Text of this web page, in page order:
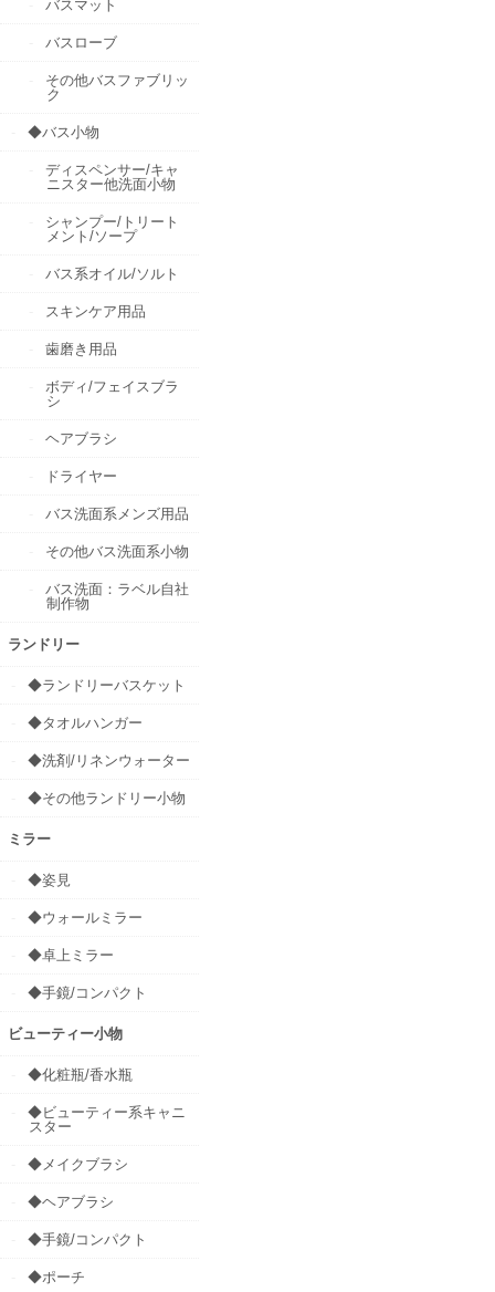
バスマット
バスローブ
その他バスファブリッ
ク
◆バス小物
ディスペンサー/キャ
ニスター他洗面小物
シャンプー/トリート
メント/ソープ
バス系オイル/ソルト
スキンケア用品
歯磨き用品
ボディ/フェイスブラ
シ
ヘアブラシ
ドライヤー
バス洗面系メンズ用品
その他バス洗面系小物
バス洗面：ラベル自社
制作物
ランドリー
◆ランドリーバスケット
◆タオルハンガー
◆洗剤/リネンウォーター
◆その他ランドリー小物
ミラー
◆姿見
◆ウォールミラー
◆卓上ミラー
◆手鏡/コンパクト
ビューティー小物
◆化粧瓶/香水瓶
◆ビューティー系キャニ
スター
◆メイクブラシ
◆ヘアブラシ
◆手鏡/コンパクト
◆ポーチ